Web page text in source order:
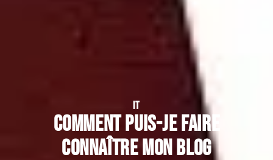
IT
Comment puis-je faire
connaître mon blog